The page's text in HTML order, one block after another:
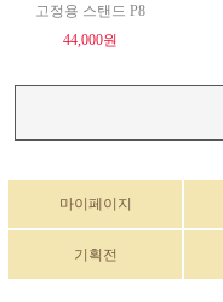
고정용 스탠드 P8
44,000원
마이페이지
기획전